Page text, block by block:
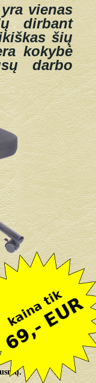
vienas
dirbant
šių
kokybė
darbo